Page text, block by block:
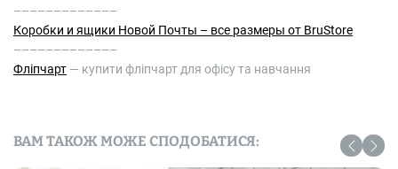
–––––––––––––
Коробки и ящики Новой Почты – все размеры от BruStore
–––––––––––––
Фліпчарт — купити фліпчарт для офісу та навчання
ВАМ ТАКОЖ МОЖЕ СПОДОБАТИСЯ: